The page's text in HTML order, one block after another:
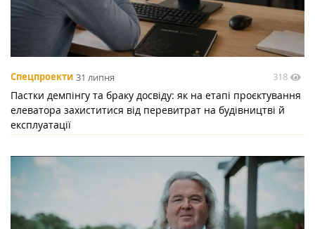
Спецпроекти 31 липня 318
Пастки демпінгу та браку досвіду: як на етапі проєктування
елеватора захиститися від перевитрат на будівництві й
експлуатації